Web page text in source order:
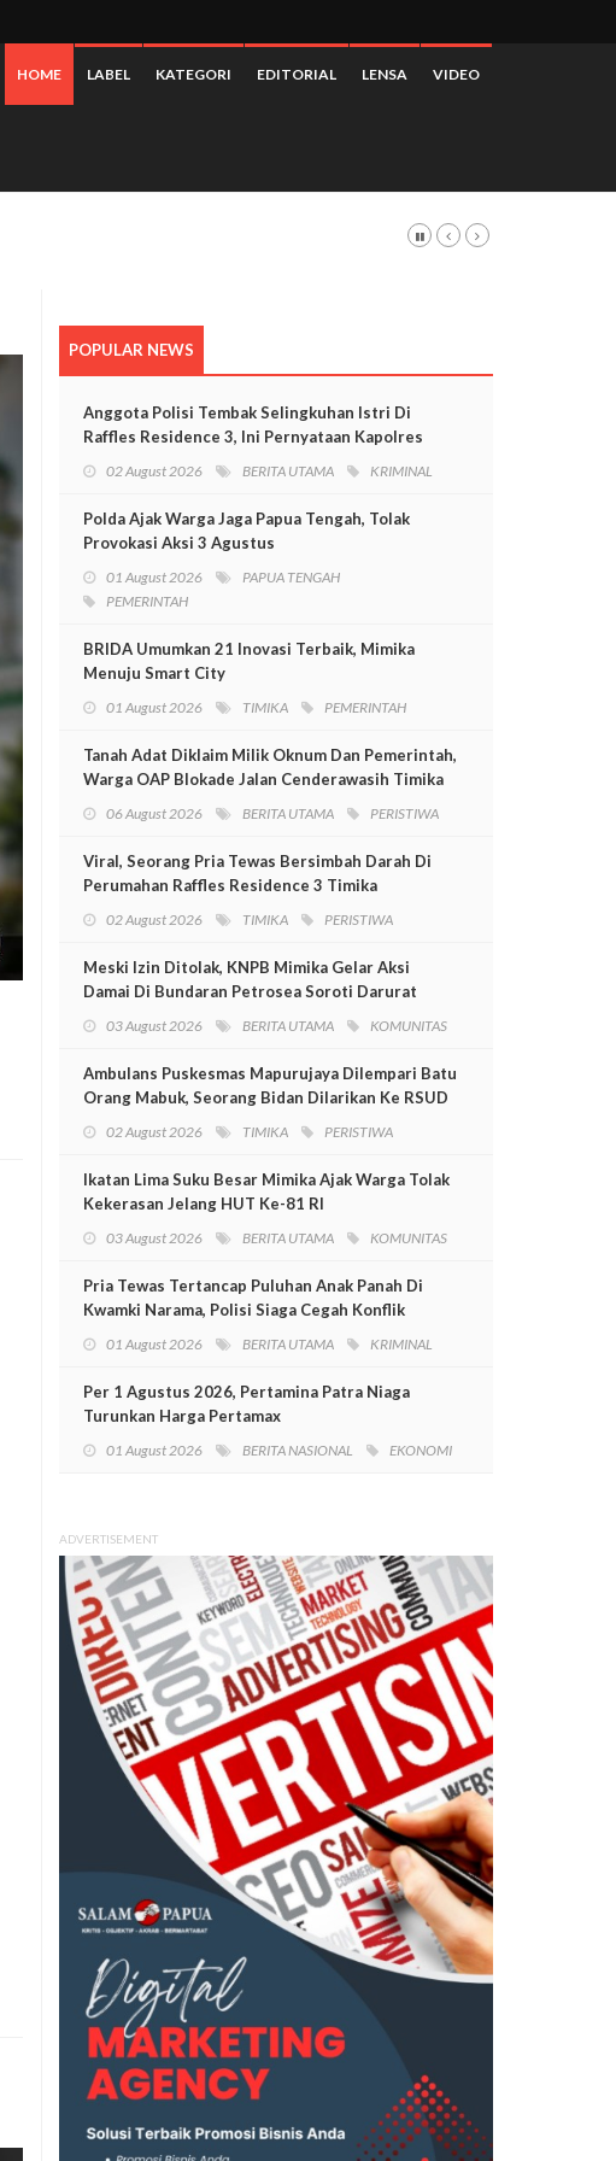
HOME LABEL KATEGORI EDITORIAL LENSA VIDEO
POPULAR NEWS
Anggota Polisi Tembak Selingkuhan Istri Di
Raffles Residence 3, Ini Pernyataan Kapolres
02 August 2026 BERITA UTAMA KRIMINAL
Polda Ajak Warga Jaga Papua Tengah, Tolak
Provokasi Aksi 3 Agustus
01 August 2026
PAPUA TENGAH
PEMERINTAH
BRIDA Umumkan 21 Inovasi Terbaik, Mimika
Menuju Smart City
01 August 2026 TIMIKA PEMERINTAH
Tanah Adat Diklaim Milik Oknum Dan Pemerintah,
Warga OAP Blokade Jalan Cenderawasih Timika
06 August 2026 BERITA UTAMA PERISTIWA
Viral, Seorang Pria Tewas Bersimbah Darah Di
Perumahan Raffles Residence 3 Timika
02 August 2026 TIMIKA PERISTIWA
Meski Izin Ditolak, KNPB Mimika Gelar Aksi
Damai Di Bundaran Petrosea Soroti Darurat
03 August 2026 BERITA UTAMA KOMUNITAS
Ambulans Puskesmas Mapurujaya Dilempari Batu
Orang Mabuk, Seorang Bidan Dilarikan Ke RSUD
02 August 2026 TIMIKA PERISTIWA
Ikatan Lima Suku Besar Mimika Ajak Warga Tolak
Kekerasan Jelang HUT Ke-81 RI
03 August 2026 BERITA UTAMA KOMUNITAS
Pria Tewas Tertancap Puluhan Anak Panah Di
Kwamki Narama, Polisi Siaga Cegah Konflik
01 August 2026 BERITA UTAMA KRIMINAL
Per 1 Agustus 2026, Pertamina Patra Niaga
Turunkan Harga Pertamax
01 August 2026 BERITA NASIONAL EKONOMI
ADVERTISEMENT